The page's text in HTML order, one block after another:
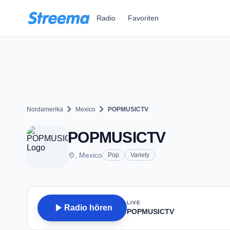
Radio Favoriten
Nordamerika chevron_right Mexico chevron_right POPMUSICTV
POPMUSICTV
place , Mexico Pop Variety
play_arrow Radio hören
LIVE
POPMUSICTV